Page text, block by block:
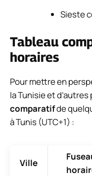
Sieste
Tableau
horaires
Pour mettre en
la Tunisie et d’autres
comparatifde
à Tunis (UTC+1) :
Ville